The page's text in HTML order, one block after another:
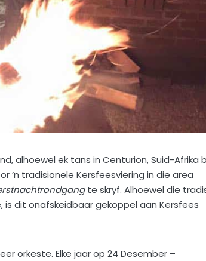
alhoewel ek tans in Centurion, Suid-Afrika
’n tradisionele Kersfeesviering in die area
te skryf. Alhoewel die
is dit onafskeidbaar gekoppel aan Kersfees
orkeste. Elke jaar op 24 Desember –